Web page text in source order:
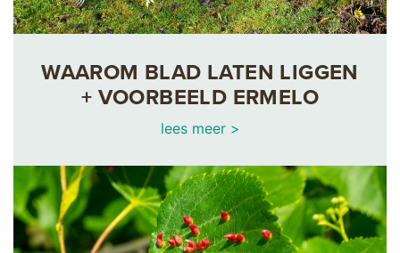
WAAROM BLAD LATEN LIGGEN
+ VOORBEELD ERMELO
lees meer >